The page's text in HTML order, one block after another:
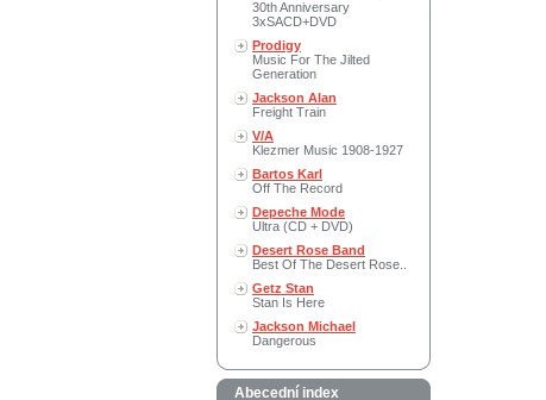
30th Anniversary
3xSACD+DVD
Prodigy
Music For The Jilted
Generation
Jackson Alan
Freight Train
V/A
Klezmer Music 1908-1927
Bartos Karl
Off The Record
Depeche Mode
Ultra (CD + DVD)
Desert Rose Band
Best Of The Desert Rose..
Getz Stan
Stan Is Here
Jackson Michael
Dangerous
Abecední index